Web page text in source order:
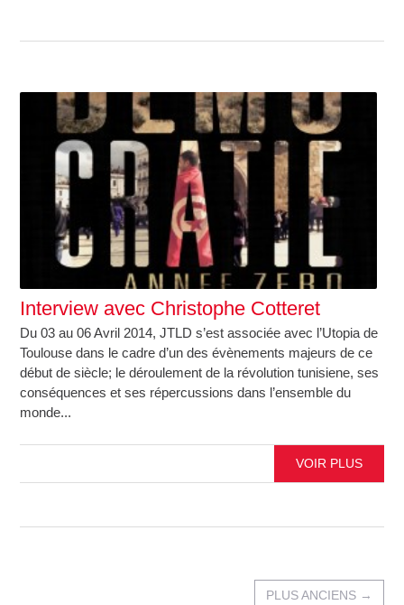
Interview avec Christophe Cotteret
Du 03 au 06 Avril 2014, JTLD s’est associée avec l’Utopia de
Toulouse dans le cadre d’un des évènements majeurs de ce
début de siècle; le déroulement de la révolution tunisiene, ses
conséquences et ses répercussions dans l’ensemble du
monde...
VOIR PLUS
PLUS ANCIENS →